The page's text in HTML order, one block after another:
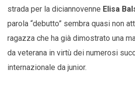
strada per la diciannovenne Elisa
parola “debutto” sembra quasi non
ragazza che ha già dimostrato una
da veterana in virtù dei numerosi
internazionale da junior.